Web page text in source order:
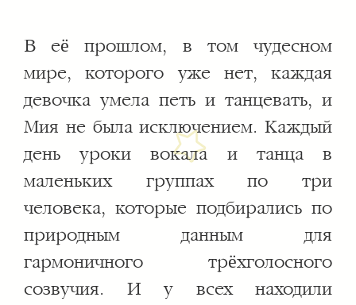
В её прошлом, в том чудесном
мире, которого уже нет, каждая
девочка умела петь и танцевать, и
Мия не была исключением. Каждый
день уроки вокала и танца в
маленьких группах по три
человека, которые подбирались по
природным данным для
гармоничного трёхголосного
созвучия. И у всех находили